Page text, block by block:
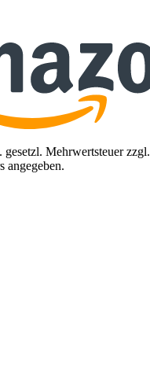
Mehrwertsteuer zzgl.
angegeben.